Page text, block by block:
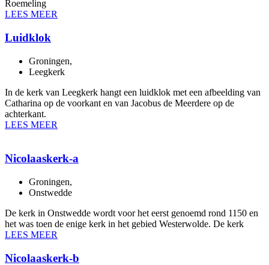
Roemeling
LEES MEER
Luidklok
Groningen,
Leegkerk
In de kerk van Leegkerk hangt een luidklok met een afbeelding van
Catharina op de voorkant en van Jacobus de Meerdere op de
achterkant.
LEES MEER
Nicolaaskerk-a
Groningen,
Onstwedde
De kerk in Onstwedde wordt voor het eerst genoemd rond 1150 en
het was toen de enige kerk in het gebied Westerwolde. De kerk
LEES MEER
Nicolaaskerk-b